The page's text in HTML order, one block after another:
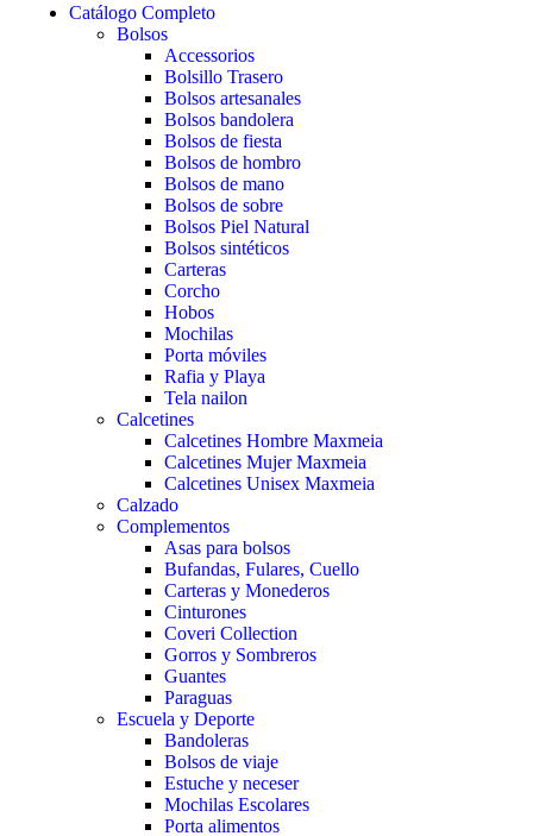
Catálogo Completo
Bolsos
Accessorios
Bolsillo Trasero
Bolsos artesanales
Bolsos bandolera
Bolsos de fiesta
Bolsos de hombro
Bolsos de mano
Bolsos de sobre
Bolsos Piel Natural
Bolsos sintéticos
Carteras
Corcho
Hobos
Mochilas
Porta móviles
Rafia y Playa
Tela nailon
Calcetines
Calcetines Hombre Maxmeia
Calcetines Mujer Maxmeia
Calcetines Unisex Maxmeia
Calzado
Complementos
Asas para bolsos
Bufandas, Fulares, Cuello
Carteras y Monederos
Cinturones
Coveri Collection
Gorros y Sombreros
Guantes
Paraguas
Escuela y Deporte
Bandoleras
Bolsos de viaje
Estuche y neceser
Mochilas Escolares
Porta alimentos